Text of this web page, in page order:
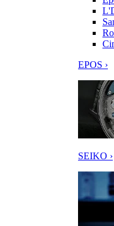
EPOS ›
SEIKO ›